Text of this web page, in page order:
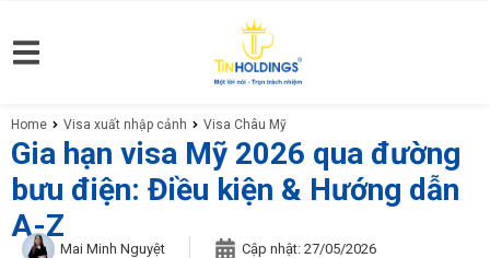
You are here:
Home Visa xuất nhập cảnh Visa Châu Mỹ
Gia hạn visa Mỹ 2026 qua đường
bưu điện: Điều kiện & Hướng dẫn
A-Z
Mai Minh Nguyệt Cập nhật: 27/05/2026